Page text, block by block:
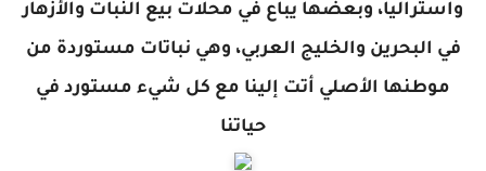
واستراليا، وبعضها يباع في محلات بيع النبات والأزهار
في البحرين والخليج العربي، وهي نباتات مستوردة من
موطنها الأصلي أتت إلينا مع كل شيء مستورد في
حياتنا